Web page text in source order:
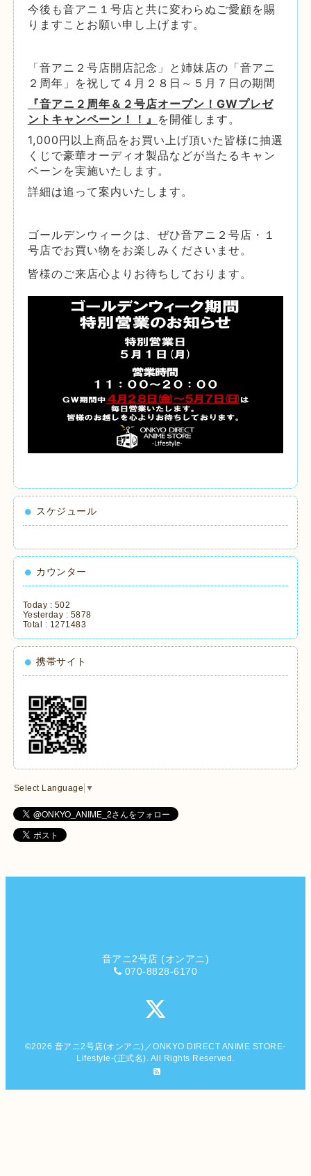
今後も音アニ１号店と共に変わらぬご愛顧を賜
りますことお願い申し上げます。
「音アニ２号店開店記念」と姉妹店の「音アニ
２周年」を祝して４月２８日～５月７日の期間
『音アニ２周年＆２号店オープン！GWプレゼ
ントキャンペーン！！』 を開催します。
1,000円以上商品をお買い上げ頂いた皆様に抽選
くじで豪華オーディオ製品などが当たるキャン
ペーンを実施いたします。
詳細は追って案内いたします。
ゴールデンウィークは、ぜひ音アニ２号店・１
号店でお買い物をお楽しみくださいませ。
皆様のご来店心よりお待ちしております。
スケジュール
カウンター
Today : 502
Yesterday : 5878
Total : 1271483
携帯サイト
Select Language ▼
音アニ2号店 (オンアニ)
070-8828-6170
©2026 音アニ2号店(オンアニ)／ONKYO DIRECT ANIME STORE-
Lifestyle-(正式名). All Rights Reserved.